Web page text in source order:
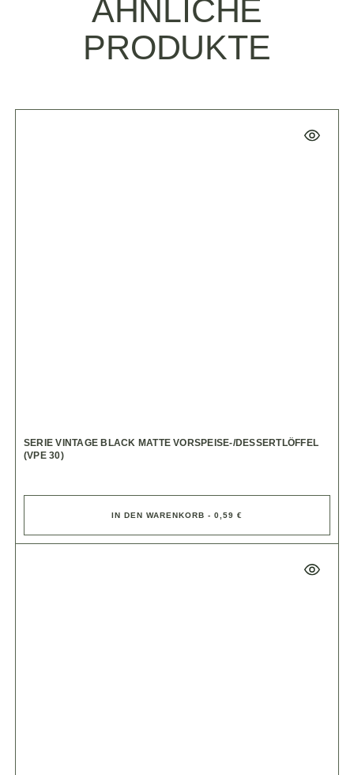
ÄHNLICHE
PRODUKTE
SERIE VINTAGE BLACK MATTE VORSPEISE-/DESSERTLÖFFEL
(VPE 30)
IN DEN WARENKORB - 0,59 €